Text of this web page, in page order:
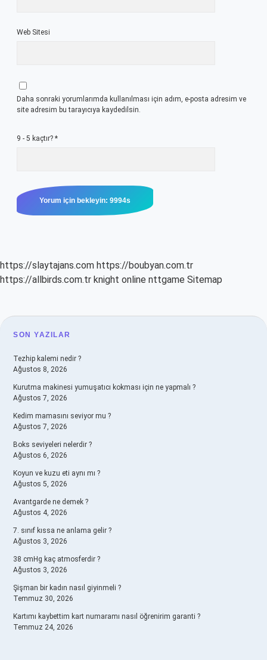
Web Sitesi
Daha sonraki yorumlarımda kullanılması için adım, e-posta adresim ve
site adresim bu tarayıcıya kaydedilsin.
9 - 5 kaçtır? *
https://slaytajans.com https://boubyan.com.tr
https://allbirds.com.tr knight online nttgame Sitemap
SIDEBAR
SON YAZILAR
Tezhip kalemi nedir ?
Ağustos 8, 2026
Kurutma makinesi yumuşatıcı kokması için ne yapmalı ?
Ağustos 7, 2026
Kedim mamasını seviyor mu ?
Ağustos 7, 2026
Boks seviyeleri nelerdir ?
Ağustos 6, 2026
Koyun ve kuzu eti aynı mı ?
Ağustos 5, 2026
Avantgarde ne demek ?
Ağustos 4, 2026
7. sınıf kıssa ne anlama gelir ?
Ağustos 3, 2026
38 cmHg kaç atmosferdir ?
Ağustos 3, 2026
Şişman bir kadın nasıl giyinmeli ?
Temmuz 30, 2026
Kartımı kaybettim kart numaramı nasıl öğrenirim garanti ?
Temmuz 24, 2026